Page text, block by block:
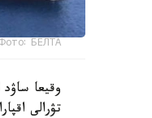
БЕЛТА
وقيعا ساۋد
تۋرالى